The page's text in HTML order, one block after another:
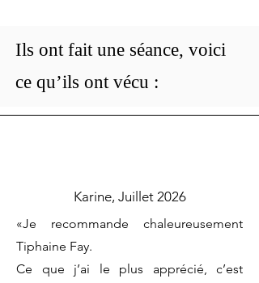
Ils ont fait une séance, voici
ce qu’ils ont vécu :
Karine, Juillet 2026
«Je recommande chaleureusement
Tiphaine Fay.
Ce que j’ai le plus apprécié, c’est